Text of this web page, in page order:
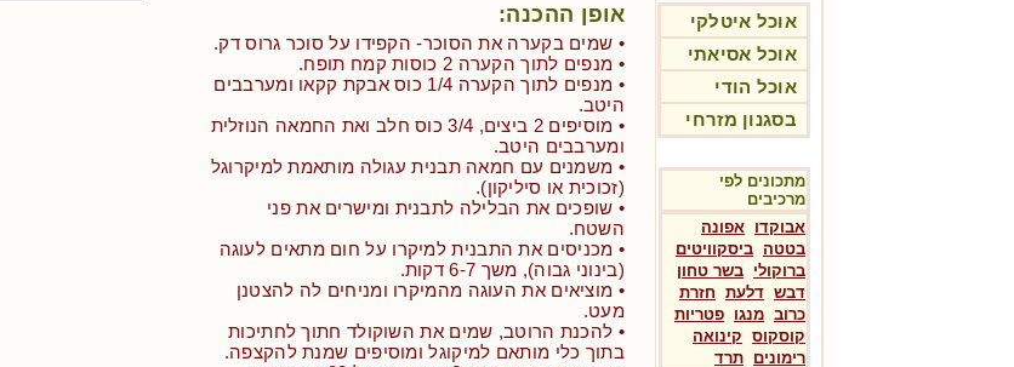
אוכל איטלקי
אוכל אסיאתי
אוכל הודי
בסגנון מזרחי
מתכונים לפי
מרכיבים
אבוקדו אפונה
בטטה ביסקוויטים
ברוקולי בשר טחון
דבש דלעת חזרת
כרוב מנגו פטריות
קוסקוס קינואה
רימונים תרד
אופן ההכנה:
• שמים בקערה את הסוכר- הקפידו על סוכר גרוס דק.
• מנפים לתוך הקערה 2 כוסות קמח תופח.
• מנפים לתוך הקערה 1/4 כוס אבקת קקאו ומערבבים
היטב.
• מוסיפים 2 ביצים, 3/4 כוס חלב ואת החמאה הנוזלית
ומערבבים היטב.
• משמנים עם חמאה תבנית עגולה מותאמת למיקרוגל
(זכוכית או סיליקון).
• שופכים את הבלילה לתבנית ומישרים את פני
השטח.
• מכניסים את התבנית למיקרו על חום מתאים לעוגה
(בינוני גבוה), משך 6-7 דקות.
• מוציאים את העוגה מהמיקרו ומניחים לה להצטנן
מעט.
• להכנת הרוטב, שמים את השוקולד חתוך לחתיכות
בתוך כלי מותאם למיקוגל ומוסיפים שמנת להקצפה.